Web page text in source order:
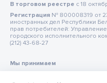
В торговом реестре c 18
Регистрация № 800008319 от
иностранных дел Республики
прав потребителей:
городского исполнительного
(212) 43-68-27
Мы принимаем